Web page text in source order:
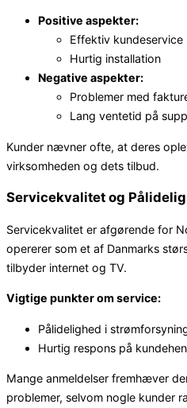
Positive aspekter:
Effektiv kundeservice
Hurtig installation
Negative aspekter:
Problemer med
Lang ventetid på
Kunder nævner ofte, at deres
virksomheden og dets tilbud.
Servicekvalitet og
Servicekvalitet er afgørende for
opererer som et af Danmarks
tilbyder internet og TV.
Vigtige punkter om service:
Pålidelighed i
Hurtig respons på
Mange anmeldelser fremhæver
problemer, selvom nogle kunder